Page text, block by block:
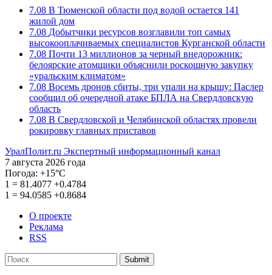
7.08 В Тюменской области под водой остается 141
жилой дом
7.08 Добытчики ресурсов возглавили топ самых
высокооплачиваемых специалистов Курганской области
7.08 Почти 13 миллионов за черный внедорожник:
белоярские атомщики объяснили роскошную закупку
«уральским климатом»
7.08 Восемь дронов сбиты, три упали на крышу: Паслер
сообщил об очередной атаке БПЛА на Свердловскую
область
7.08 В Свердловской и Челябинской областях провели
рокировку главных приставов
УралПолит.ru Экспертный информационный канал
7 августа 2026 года
Погода: +15°С
1 = 81.4077 +0.4784
1 = 94.0585 +0.8684
О проекте
Реклама
RSS
Submit